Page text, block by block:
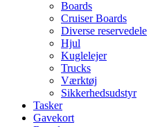
Boards
Cruiser Boards
Diverse reservedele
Hjul
Kuglelejer
Trucks
Værktøj
Sikkerhedsudstyr
Tasker
Gavekort